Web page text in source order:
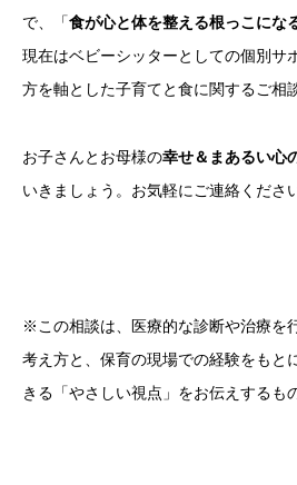
で、「食が心と体を整える根っこにな
現在はベビーシッターとしての個別サ
方を軸とした子育てと食に関するご相
お子さんとお母様の幸せ＆まあるい心
いきましょう。お気軽にご連絡くださ
※この相談は、医療的な診断や治療を
考え方と、保育の現場での経験をもと
きる「やさしい視点」をお伝えするも